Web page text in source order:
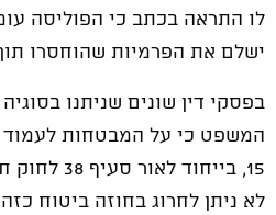
לו התראה בכתב כי הפוליסה
ישלם את הפרמיות שהוחסרו תוך 21 ימים
בפסקי דין שונים שניתנו
המשפט כי על המבטחות לעמוד
15, בייחוד
לא ניתן לחרוג בחוזה ביטוח